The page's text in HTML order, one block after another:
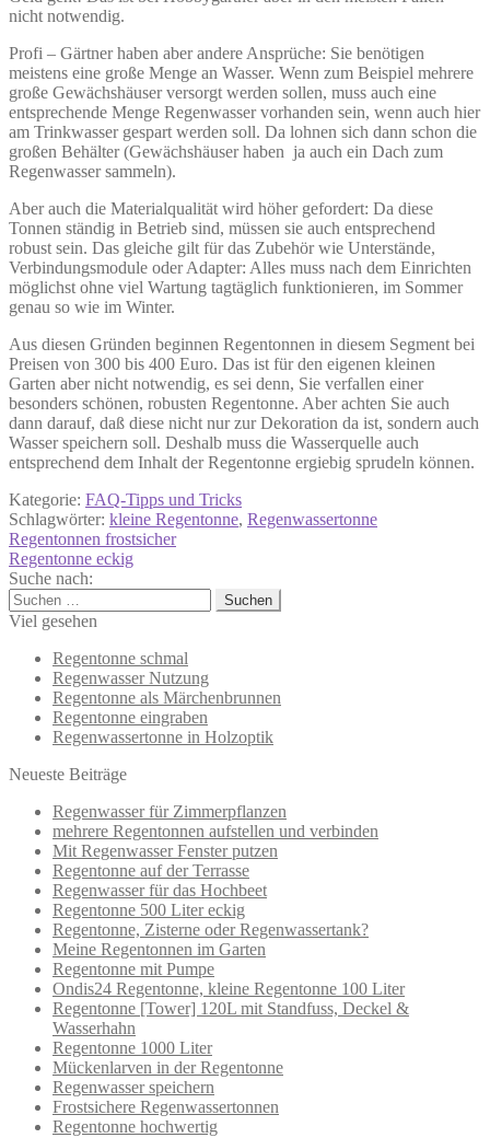
nicht notwendig.
Profi – Gärtner haben aber andere Ansprüche: Sie benötigen
meistens eine große Menge an Wasser. Wenn zum Beispiel mehrere
große Gewächshäuser versorgt werden sollen, muss auch eine
entsprechende Menge Regenwasser vorhanden sein, wenn auch hier
am Trinkwasser gespart werden soll. Da lohnen sich dann schon die
großen Behälter (Gewächshäuser haben ja auch ein Dach zum
Regenwasser sammeln).
Aber auch die Materialqualität wird höher gefordert: Da diese
Tonnen ständig in Betrieb sind, müssen sie auch entsprechend
robust sein. Das gleiche gilt für das Zubehör wie Unterstände,
Verbindungsmodule oder Adapter: Alles muss nach dem Einrichten
möglichst ohne viel Wartung tagtäglich funktionieren, im Sommer
genau so wie im Winter.
Aus diesen Gründen beginnen Regentonnen in diesem Segment bei
Preisen von 300 bis 400 Euro. Das ist für den eigenen kleinen
Garten aber nicht notwendig, es sei denn, Sie verfallen einer
besonders schönen, robusten Regentonne. Aber achten Sie auch
dann darauf, daß diese nicht nur zur Dekoration da ist, sondern auch
Wasser speichern soll. Deshalb muss die Wasserquelle auch
entsprechend dem Inhalt der Regentonne ergiebig sprudeln können.
Kategorie: FAQ-Tipps und Tricks
Schlagwörter: kleine Regentonne, Regenwassertonne
Beitragsnavigation
Vorheriger
Beitrag:
Regentonnen frostsicher
Nächster
Beitrag:
Regentonne eckig
Suche nach:
Suchen
nach:
Viel gesehen
Regentonne schmal
Regenwasser Nutzung
Regentonne als Märchenbrunnen
Regentonne eingraben
Regenwassertonne in Holzoptik
Neueste Beiträge
Regenwasser für Zimmerpflanzen
mehrere Regentonnen aufstellen und verbinden
Mit Regenwasser Fenster putzen
Regentonne auf der Terrasse
Regenwasser für das Hochbeet
Regentonne 500 Liter eckig
Regentonne, Zisterne oder Regenwassertank?
Meine Regentonnen im Garten
Regentonne mit Pumpe
Ondis24 Regentonne, kleine Regentonne 100 Liter
Regentonne [Tower] 120L mit Standfuss, Deckel &
Wasserhahn
Regentonne 1000 Liter
Mückenlarven in der Regentonne
Regenwasser speichern
Frostsichere Regenwassertonnen
Regentonne hochwertig